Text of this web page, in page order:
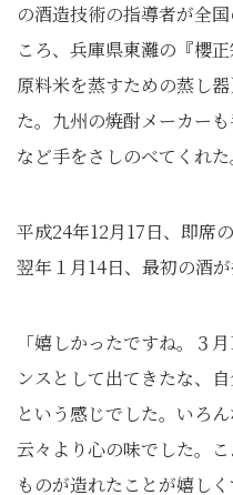
の酒造技術の指導者が全
ころ、兵庫県東灘の『櫻
原料米を蒸すための蒸し
た。九州の焼酎メーカー
など手をさしのべてくれた
平成24年12月17日、即席
翌年１月14日、最初の酒が
「嬉しかったですね。３
ンスとして出てきたな、
という感じでした。いろ
云々より心の味でした。
ものが造れたことが嬉し